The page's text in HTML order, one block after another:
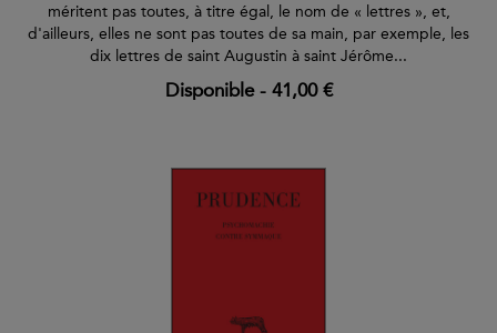
méritent pas toutes, à titre égal, le nom de « lettres », et,
d'ailleurs, elles ne sont pas toutes de sa main, par exemple, les
dix lettres de saint Augustin à saint Jérôme...
Disponible- 41,00 €